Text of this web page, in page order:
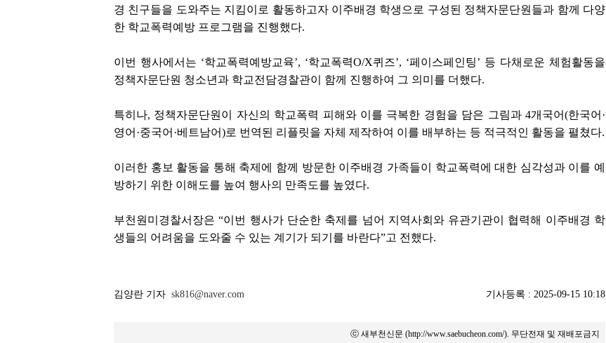
경 친구들을 도와주는 지킴이로 활동하고자 이주배경 학생으로 구성된 정책자문단원들과 함께 다양
한 학교폭력예방 프로그램을 진행했다.
이번 행사에서는 ‘학교폭력예방교육’, ‘학교폭력O/X퀴즈’, ‘페이스페인팅’ 등 다채로운 체험활동을
정책자문단원 청소년과 학교전담경찰관이 함께 진행하여 그 의미를 더했다.
특히나, 정책자문단원이 자신의 학교폭력 피해와 이를 극복한 경험을 담은 그림과 4개국어(한국어·
영어·중국어·베트남어)로 번역된 리플릿을 자체 제작하여 이를 배부하는 등 적극적인 활동을 펼쳤다.
이러한 홍보 활동을 통해 축제에 함께 방문한 이주배경 가족들이 학교폭력에 대한 심각성과 이를 예
방하기 위한 이해도를 높여 행사의 만족도를 높였다.
부천원미경찰서장은 “이번 행사가 단순한 축제를 넘어 지역사회와 유관기관이 협력해 이주배경 학
생들의 어려움을 도와줄 수 있는 계기가 되기를 바란다”고 전했다.
김양란 기자 sk816@naver.com 기사등록 : 2025-09-15 10:18
ⓒ 새부천신문 (http://www.saebucheon.com/). 무단전재 및 재배포금지